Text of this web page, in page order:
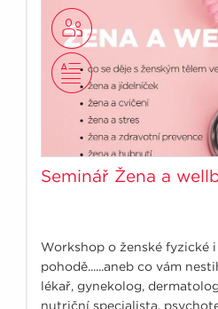
Seminář Žena a
Workshop o ženské fyzické
pohodě......aneb co vám
lékař, gynekolog,
nutriční specialista,